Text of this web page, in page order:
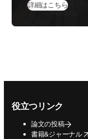
詳細はこちら
役立つリンク
論文の投稿
書籍&ジャーナル
opens in new tab/